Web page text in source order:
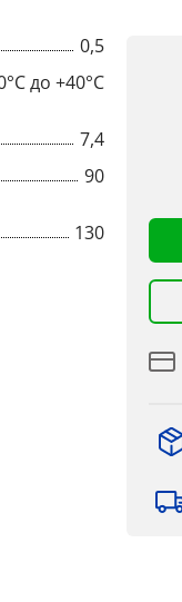
0,5
до +40°C
7,4
90
130